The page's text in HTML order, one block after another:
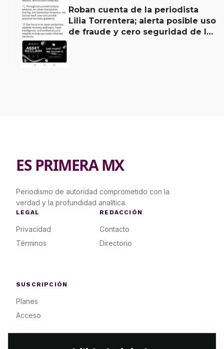
Roban cuenta de la periodista
Lilia Torrentera; alerta posible uso
de fraude y cero seguridad de la
ES PRIMERA MX
Periodismo de autoridad comprometido con la
verdad y la profundidad analítica.
LEGAL
Privacidad
Términos
REDACCIÓN
Contacto
Directorio
SUSCRIPCIÓN
Planes
Acceso